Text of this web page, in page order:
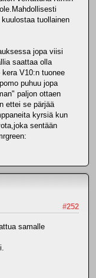
tuollainen
jopa viisi
saattaa olla
V10:n tuonee
puhuu jopa
paljon ottaen
ettei se pärjää
kyrsiä kun
sentään
#252
samalle